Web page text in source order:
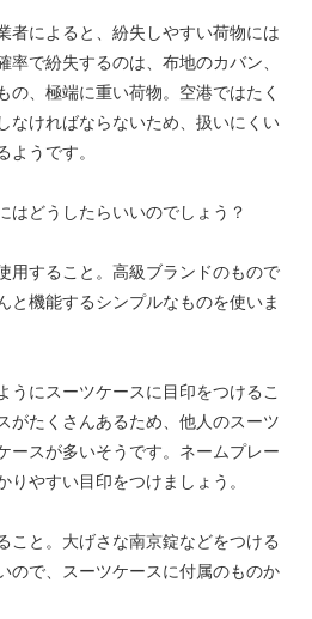
者によると、紛失しやすい荷物には
で紛失するのは、布地のカバン、
の、極端に重い荷物。空港ではたく
なければならないため、扱いにくい
ようです。
はどうしたらいいのでしょう？
用すること。高級ブランドのもので
と機能するシンプルなものを使いま
うにスーツケースに目印をつけるこ
がたくさんあるため、他人のスーツ
ースが多いそうです。ネームプレー
りやすい目印をつけましょう。
こと。大げさな南京錠などをつける
ので、スーツケースに付属のものか